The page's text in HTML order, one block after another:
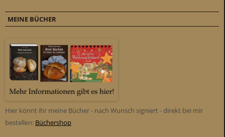
MEINE BÜCHER
Hier könnt ihr meine Bücher - nach Wunsch signiert - direkt bei mir
bestellen: Büchershop